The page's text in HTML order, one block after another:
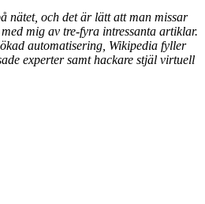
nätet, och det är lätt att man missar
mig av tre-fyra intressanta artiklar.
automatisering, Wikipedia fyller
experter samt hackare stjäl virtuell